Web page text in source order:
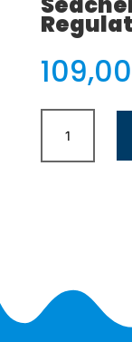
109,00
Seachem
Neutral
Regulator